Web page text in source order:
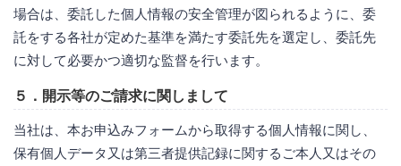
場合は、委託した個人情報の安全管理が図られるように、委
託をする各社が定めた基準を満たす委託先を選定し、委託先
に対して必要かつ適切な監督を行います。
５．開示等のご請求に関しまして
当社は、本お申込みフォームから取得する個人情報に関し、
保有個人データ又は第三者提供記録に関するご本人又はその